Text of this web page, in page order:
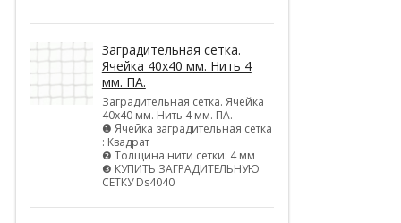
Заградительная сетка.
Ячейка 40х40 мм. Нить 4
мм. ПА.
Заградительная сетка. Ячейка
40х40 мм. Нить 4 мм. ПА.
❶ Ячейка заградительная сетка
: Квадрат
❷ Толщина нити сетки: 4 мм
❸ КУПИТЬ ЗАГРАДИТЕЛЬНУЮ
СЕТКУ Ds4040